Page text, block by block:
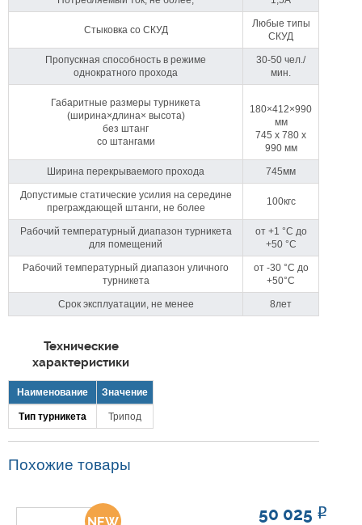
Стыковка со СКУД
Любые типы
СКУД
Пропускная способность в режиме
однократного прохода
30-50 чел./
мин.
Габаритные размеры турникета
(ширина×длина× высота)
без штанг
со штангами
180×412×990
мм
745 x 780 x
990 мм
Ширина перекрываемого прохода 745мм
Допустимые статические усилия на середине
преграждающей штанги, не более
100кгс
Рабочий температурный диапазон турникета
для помещений
от +1 °C до
+50 °C
Рабочий температурный диапазон уличного
турникета
от -30 °C до
+50°C
Срок эксплуатации, не менее 8лет
Технические
характеристики
Наименование Значение
Тип турникета Трипод
Похожие товары
50 025 Р